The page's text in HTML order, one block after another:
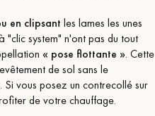
en clipsant les lames les unes
"clic system" n'ont pas du tout
« pose flottante ». Cette
de sol sans le
vous posez un contrecollé sur
de votre chauffage.